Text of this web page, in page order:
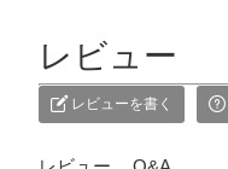
レビュー
レビューを書く